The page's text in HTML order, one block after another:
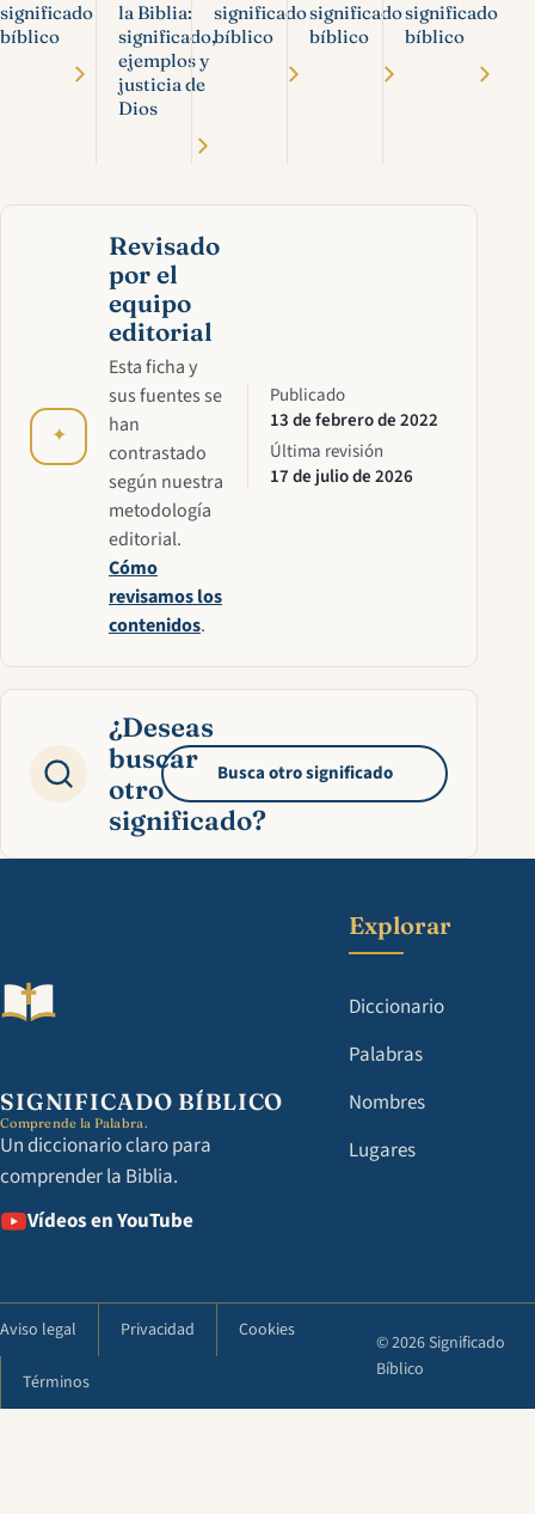
significado
bíblico
la Biblia:
significado,
ejemplos y
justicia de
Dios
significado
bíblico
significado
bíblico
significado
bíblico
✦
Revisado
por el
equipo
editorial
Esta ficha y
sus fuentes se
han
contrastado
según nuestra
metodología
editorial.
Cómo
revisamos los
contenidos.
Publicado
13 de febrero de 2022
Última revisión
17 de julio de 2026
¿Deseas
buscar
otro
significado?
Busca otro significado
SIGNIFICADO BÍBLICO
Comprende la Palabra.
Un diccionario claro para
comprender la Biblia.
Vídeos en YouTube
Explorar
Diccionario
Palabras
Nombres
Lugares
Aviso legal Privacidad Cookies
Términos
© 2026 Significado
Bíblico